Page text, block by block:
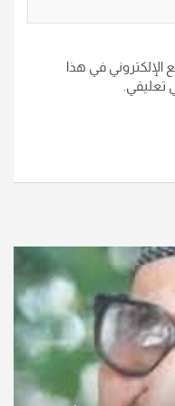
الإلكتروني في هذا
تعليقي.